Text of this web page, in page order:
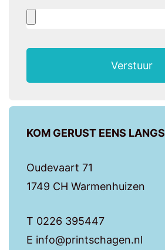
Verstuur
KOM GERUST EENS LANGS
Oudevaart 71
1749 CH Warmenhuizen
T 0226 395447
E info@printschagen.nl